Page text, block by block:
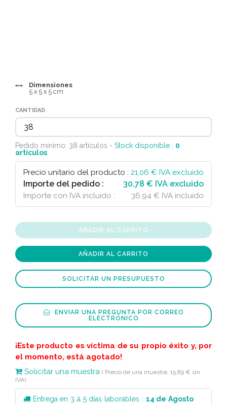
Dimensiones
5 x 5 x 5 cm
CANTIDAD
Pedido mínimo: 38 artículos - Stock disponible : 0
artículos
Precio unitario del producto : 21,06 € IVA excluido
Importe del pedido : 30,78 € IVA excluido
Importe con IVA incluido : 36,94 € IVA incluido
AÑADIR AL CARRITO
AÑADIR AL CARRITO
SOLICITAR UN PRESUPUESTO
ENVIAR UNA PREGUNTA POR CORREO
ELECTRÓNICO
¡Este producto es víctima de su propio éxito y, por
el momento, está agotado!
Solicitar una muestra ( Precio de una muestra: 15,89 € sin
IVA)
Entrega en 3 à 5 días laborables : 14 de Agosto